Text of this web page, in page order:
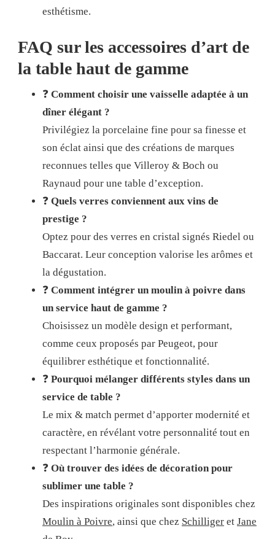
esthétisme.
FAQ sur les accessoires d’art de
la table haut de gamme
❓ Comment choisir une vaisselle adaptée à un
dîner élégant ?
Privilégiez la porcelaine fine pour sa finesse et
son éclat ainsi que des créations de marques
reconnues telles que Villeroy & Boch ou
Raynaud pour une table d’exception.
❓ Quels verres conviennent aux vins de
prestige ?
Optez pour des verres en cristal signés Riedel ou
Baccarat. Leur conception valorise les arômes et
la dégustation.
❓ Comment intégrer un moulin à poivre dans
un service haut de gamme ?
Choisissez un modèle design et performant,
comme ceux proposés par Peugeot, pour
équilibrer esthétique et fonctionnalité.
❓ Pourquoi mélanger différents styles dans un
service de table ?
Le mix & match permet d’apporter modernité et
caractère, en révélant votre personnalité tout en
respectant l’harmonie générale.
❓ Où trouver des idées de décoration pour
sublimer une table ?
Des inspirations originales sont disponibles chez
Moulin à Poivre, ainsi que chez Schilliger et Jane